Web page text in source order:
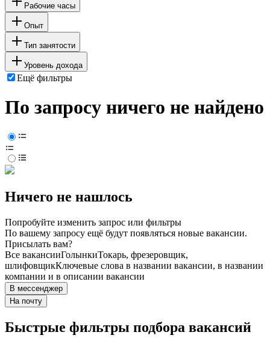
Рабочие часы
Опыт
Тип занятости
Уровень дохода
Ещё фильтры
По запросу ничего не найдено
Ничего не нашлось
Попробуйте изменить запрос или фильтры
По вашему запросу ещё будут появляться новые вакансии.
Присылать вам?
Все вакансииГолынкиТокарь, фрезеровщик,
шлифовщикКлючевые слова в названии вакансии, в названии
компании и в описании вакансии
В мессенджер
На почту
Быстрые фильтры подбора вакансий